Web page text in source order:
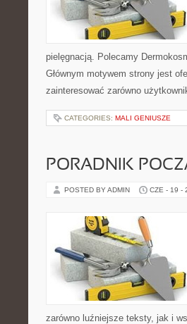
pielęgnacją. Polecamy
Głównym motywem strony jest
zainteresować zarówno
CATEGORIES: MALI GENIUSZE
PORADNIK
POSTED BY ADMIN CZE - 19 -
zarówno luźniejsze teksty, jak i